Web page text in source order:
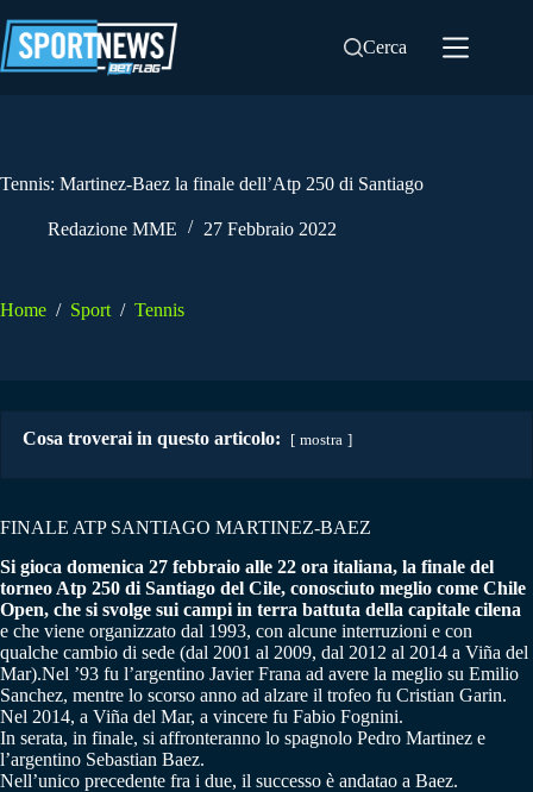
al
contenuto
Cerca
Tennis: Martinez-Baez la finale dell’Atp 250 di Santiago
Redazione MME 27 Febbraio 2022
Home / Sport / Tennis
Cosa troverai in questo articolo: mostra
FINALE ATP SANTIAGO MARTINEZ-BAEZ
Si gioca domenica 27 febbraio alle 22 ora italiana, la finale del
torneo Atp 250 di Santiago del Cile, conosciuto meglio come Chile
Open, che si svolge sui campi in terra battuta della capitale cilena
e che viene organizzato dal 1993, con alcune interruzioni e con
qualche cambio di sede (dal 2001 al 2009, dal 2012 al 2014 a Viña del
Mar).Nel ’93 fu l’argentino Javier Frana ad avere la meglio su Emilio
Sanchez, mentre lo scorso anno ad alzare il trofeo fu Cristian Garin.
Nel 2014, a Viña del Mar, a vincere fu Fabio Fognini.
In serata, in finale, si affronteranno lo spagnolo Pedro Martinez e
l’argentino Sebastian Baez.
Nell’unico precedente fra i due, il successo è andatao a Baez.